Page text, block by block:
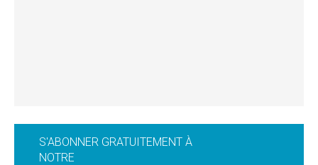
S'ABONNER GRATUITEMENT À
NOTRE